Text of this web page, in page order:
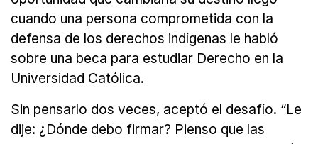
cuando una persona comprometida con la
defensa de los derechos indígenas le habló
sobre una beca para estudiar Derecho en la
Universidad Católica.
Sin pensarlo dos veces, aceptó el desafío. “Le
dije: ¿Dónde debo firmar? Pienso que las